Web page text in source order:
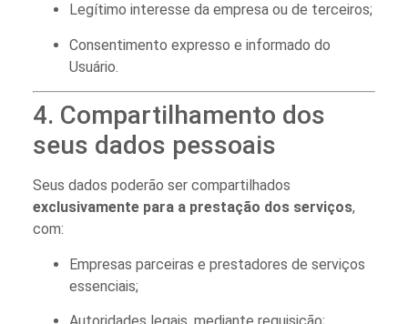
Legítimo interesse da empresa ou de terceiros;
Consentimento expresso e informado do
Usuário.
4. Compartilhamento dos
seus dados pessoais
Seus dados poderão ser compartilhados
exclusivamente para a prestação dos serviços,
com:
Empresas parceiras e prestadores de serviços
essenciais;